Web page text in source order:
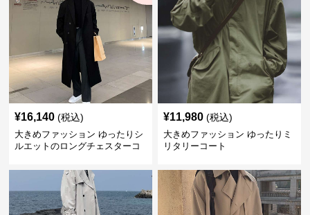
¥16,140 (税込)
大きめファッション ゆったりシ
ルエットのロングチェスターコ
¥11,980 (税込)
大きめファッション ゆったりミ
リタリーコート